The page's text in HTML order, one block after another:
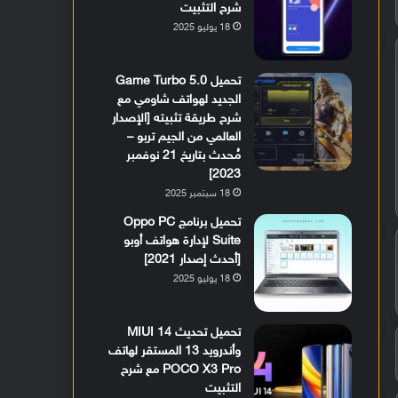
شرح التثبيت
18 يوليو 2025
تحميل Game Turbo 5.0
الجديد لهواتف شاومي مع
شرح طريقة تثبيته [الإصدار
العالمي من الجيم تربو –
مُحدث بتاريخ 21 نوفمبر
2023]
18 سبتمبر 2025
تحميل برنامج Oppo PC
Suite لإدارة هواتف أوبو
[أحدث إصدار 2021]
18 يوليو 2025
تحميل تحديث MIUI 14
وأندرويد 13 المستقر لهاتف
POCO X3 Pro مع شرح
التثبيت